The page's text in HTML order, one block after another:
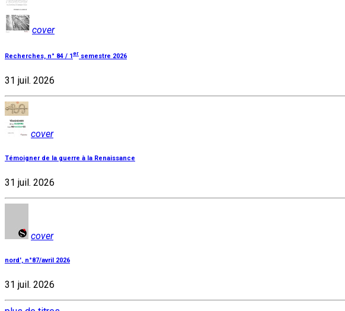
cover
Recherches, n° 84 / 1er semestre 2026
31 juil. 2026
cover
Témoigner de la guerre à la Renaissance
31 juil. 2026
cover
nord', n°87/avril 2026
31 juil. 2026